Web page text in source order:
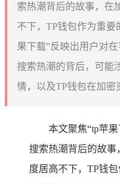
索热潮背后的故事，在
不下，TP钱包作为重要
果下载”反映出用户对
搜索热潮的背后，可能
情，以及TP钱包在加密
本文聚焦“tp苹
搜索热潮背后的故事
度居高不下，TP钱